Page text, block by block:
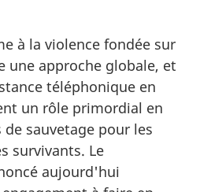
à la violence fondée sur
une approche globale, et
téléphonique en
un rôle primordial en
sauvetage pour les
survivants. Le
aujourd'hui